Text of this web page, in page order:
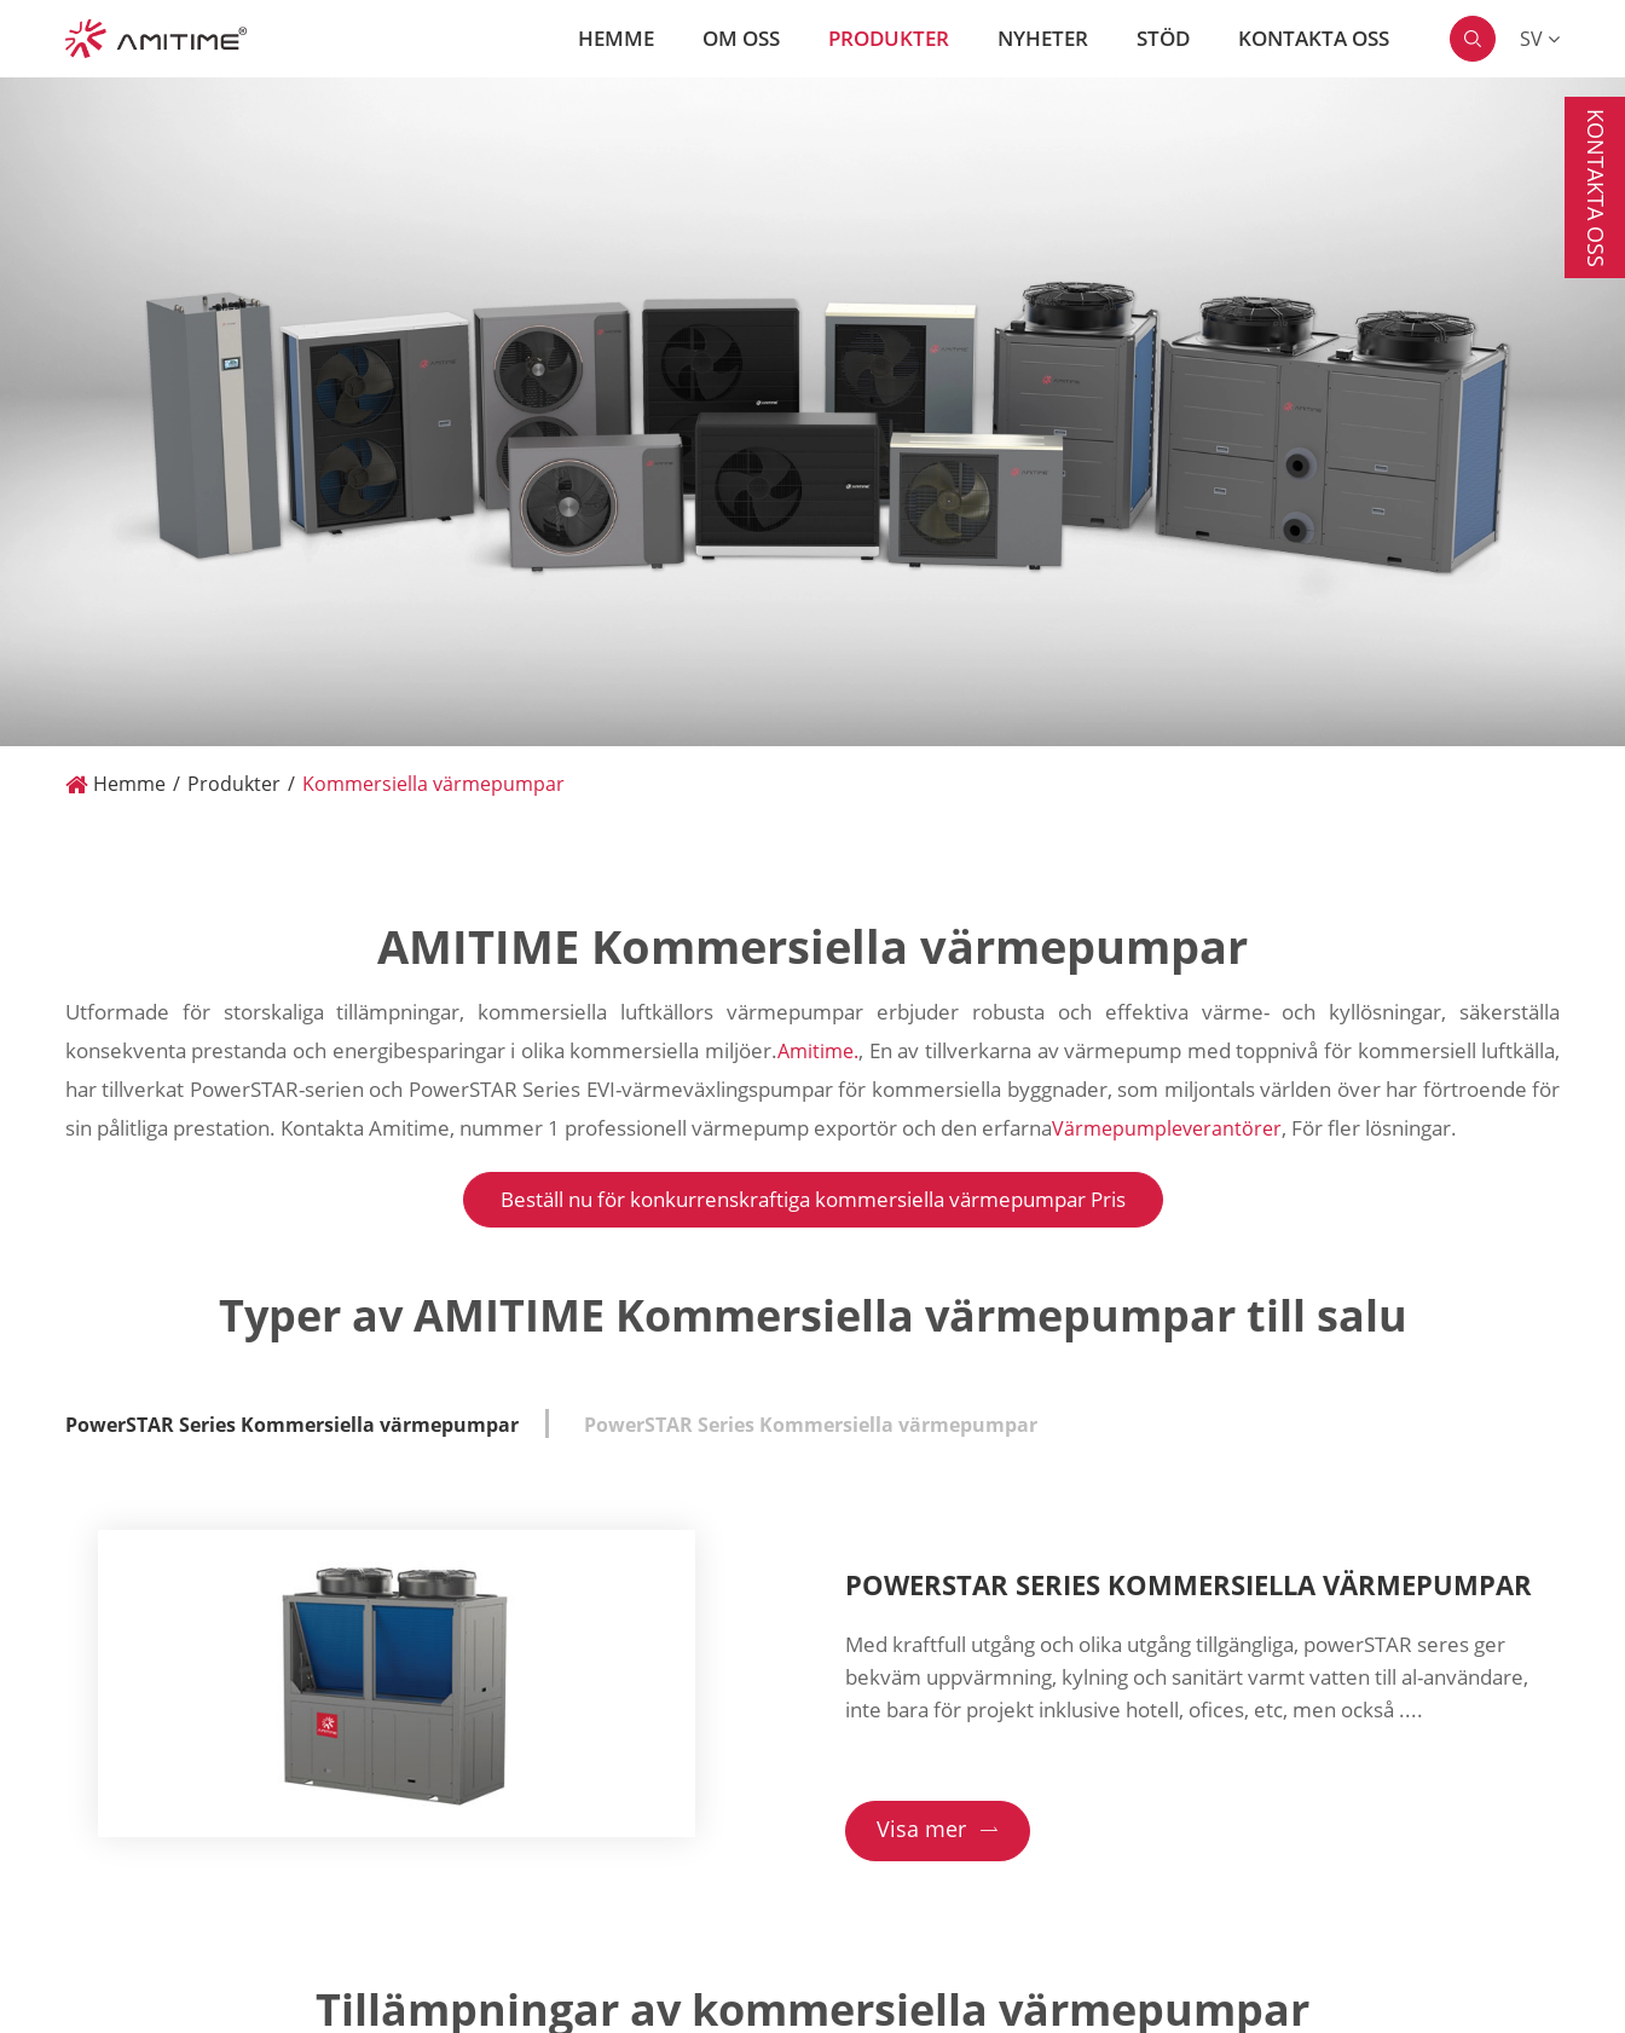
HEMME OM OSS PRODUKTER NYHETER STÖD KONTAKTA OSS  SV
Hemme Produkter Kommersiella värmepumpar
AMITIME Kommersiella värmepumpar
Utformade för storskaliga tillämpningar, kommersiella luftkällors värmepumpar erbjuder robusta och effektiva värme- och kyllösningar, säkerställa
konsekventa prestanda och energibesparingar i olika kommersiella miljöer.Amitime., En av tillverkarna av värmepump med toppnivå för kommersiell luftkälla,
har tillverkat PowerSTAR-serien och PowerSTAR Series EVI-värmeväxlingspumpar för kommersiella byggnader, som miljontals världen över har förtroende för
sin pålitliga prestation. Kontakta Amitime, nummer 1 professionell värmepump exportör och den erfarnaVärmepumpleverantörer, För fler lösningar.
Beställ nu för konkurrenskraftiga kommersiella värmepumpar Pris
Typer av AMITIME Kommersiella värmepumpar till salu
PowerSTAR Series Kommersiella värmepumpar PowerSTAR Series Kommersiella värmepumpar
POWERSTAR SERIES KOMMERSIELLA VÄRMEPUMPAR
Med kraftfull utgång och olika utgång tillgängliga, powerSTAR seres ger
bekväm uppvärmning, kylning och sanitärt varmt vatten till al-användare,
inte bara för projekt inklusive hotell, ofices, etc, men också ....
Visa mer 
Tillämpningar av kommersiella värmepumpar
KONTAKTA OSS